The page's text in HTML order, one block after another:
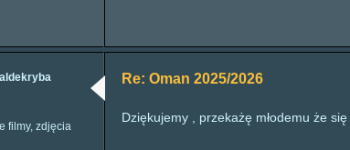
filmy, zdjęcia
Re: Oman 2025/2026
Dziękujemy , przekażę młodemu że się